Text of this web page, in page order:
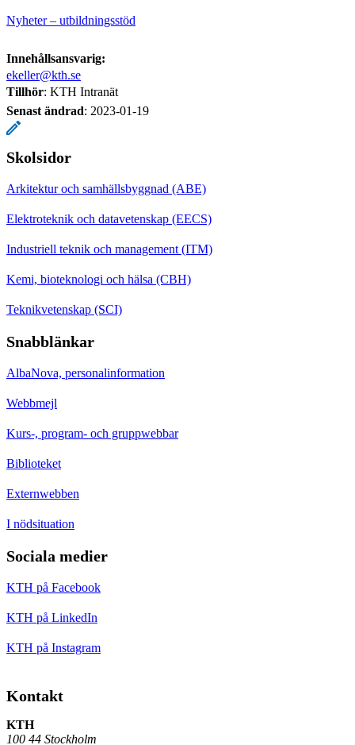
Nyheter – utbildningsstöd
Innehållsansvarig:
ekeller@kth.se
Tillhör: KTH Intranät
Senast ändrad: 2023-01-19
Skolsidor
Arkitektur och samhällsbyggnad (ABE)
Elektroteknik och datavetenskap (EECS)
Industriell teknik och management (ITM)
Kemi, bioteknologi och hälsa (CBH)
Teknikvetenskap (SCI)
Snabblänkar
AlbaNova, personalinformation
Webbmejl
Kurs-, program- och gruppwebbar
Biblioteket
Externwebben
I nödsituation
Sociala medier
KTH på Facebook
KTH på LinkedIn
KTH på Instagram
Kontakt
KTH
100 44 Stockholm